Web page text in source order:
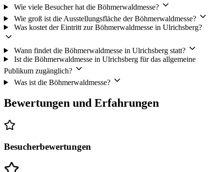
Wie viele Besucher hat die Böhmerwaldmesse?
Wie groß ist die Ausstellungsfläche der Böhmerwaldmesse?
Was kostet der Eintritt zur Böhmerwaldmesse in Ulrichsberg?
Wann findet die Böhmerwaldmesse in Ulrichsberg statt?
Ist die Böhmerwaldmesse in Ulrichsberg für das allgemeine
Publikum zugänglich?
Was ist die Böhmerwaldmesse?
Bewertungen und Erfahrungen
Besucherbewertungen